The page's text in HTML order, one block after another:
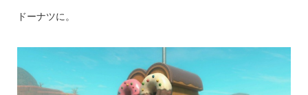
ドーナツに。